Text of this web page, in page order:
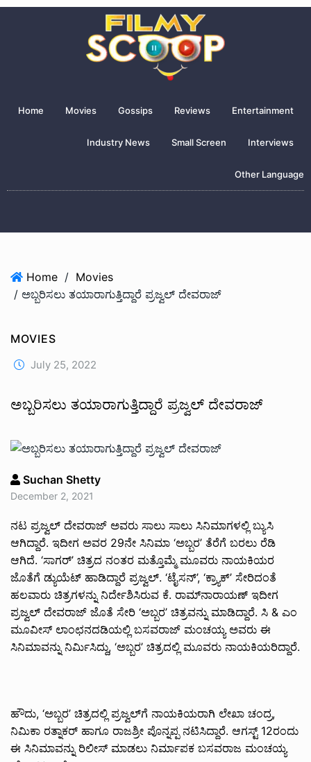
Home Movies Gossips Reviews Entertainment
Industry News Small Screen Interviews
Other Language
Home / Movies
/ ಅಬ್ಬರಿಸಲು ತಯಾರಾಗುತ್ತಿದ್ದಾರೆ ಪ್ರಜ್ವಲ್ ದೇವರಾಜ್
MOVIES
July 25, 2022
ಅಬ್ಬರಿಸಲು ತಯಾರಾಗುತ್ತಿದ್ದಾರೆ ಪ್ರಜ್ವಲ್ ದೇವರಾಜ್
Suchan Shetty
December 2, 2021
ನಟ ಪ್ರಜ್ವಲ್ ದೇವರಾಜ್ ಅವರು ಸಾಲು ಸಾಲು ಸಿನಿಮಾಗಳಲ್ಲಿ ಬ್ಯುಸಿ
ಆಗಿದ್ದಾರೆ. ಇದೀಗ ಅವರ 29ನೇ ಸಿನಿಮಾ ‘ಅಬ್ಬರ’ ತೆರೆಗೆ ಬರಲು ರೆಡಿ
ಆಗಿದೆ. ‘ಸಾಗರ್‌’ ಚಿತ್ರದ ನಂತರ ಮತ್ತೊಮ್ಮೆ ಮೂವರು ನಾಯಕಿಯರ
ಜೊತೆಗೆ ಡ್ಯುಯೆಟ್ ಹಾಡಿದ್ದಾರೆ ಪ್ರಜ್ವಲ್. ‘ಟೈಸನ್’, ‘ಕ್ರ‍್ಯಾಕ್’ ಸೇರಿದಂತೆ
ಹಲವಾರು ಚಿತ್ರಗಳನ್ನು ನಿರ್ದೇಶಿಸಿರುವ ಕೆ. ರಾಮ್‌ನಾರಾಯಣ್ ಇದೀಗ
ಪ್ರಜ್ವಲ್ ದೇವರಾಜ್ ಜೊತೆ ಸೇರಿ ‘ಅಬ್ಬರ’ ಚಿತ್ರವನ್ನು ಮಾಡಿದ್ದಾರೆ. ಸಿ & ಎಂ
ಮೂವೀಸ್ ಲಾಂಛನದಡಿಯಲ್ಲಿ ಬಸವರಾಜ್ ಮಂಚಯ್ಯ ಅವರು ಈ
ಸಿನಿಮಾವನ್ನು ನಿರ್ಮಿಸಿದ್ದು, ‘ಅಬ್ಬರ’ ಚಿತ್ರದಲ್ಲಿ ಮೂವರು ನಾಯಕಿಯರಿದ್ದಾರೆ.
ಹೌದು, ‘ಅಬ್ಬರ’ ಚಿತ್ರದಲ್ಲಿ ಪ್ರಜ್ವಲ್‌ಗೆ ನಾಯಕಿಯರಾಗಿ ಲೇಖಾ ಚಂದ್ರ,
ನಿಮಿಕಾ ರತ್ನಾಕರ್ ಹಾಗೂ ರಾಜಶ್ರೀ ಪೊನ್ನಪ್ಪ ನಟಿಸಿದ್ದಾರೆ. ಆಗಸ್ಟ್ 12ರಂದು
ಈ ಸಿನಿಮಾವನ್ನು ರಿಲೀಸ್ ಮಾಡಲು ನಿರ್ಮಾಪಕ ಬಸವರಾಜ ಮಂಚಯ್ಯ